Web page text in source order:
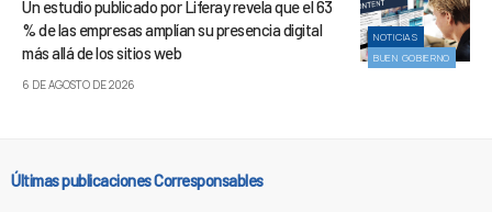
NOTICIAS
BUEN GOBIERNO
Un estudio publicado por Liferay revela que el 63
% de las empresas amplían su presencia digital
más allá de los sitios web
6 DE AGOSTO DE 2026
Últimas publicaciones Corresponsables